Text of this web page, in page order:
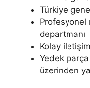
Türkiye
Profesyonel
departmanı
Kolay
Yedek
üzerinden